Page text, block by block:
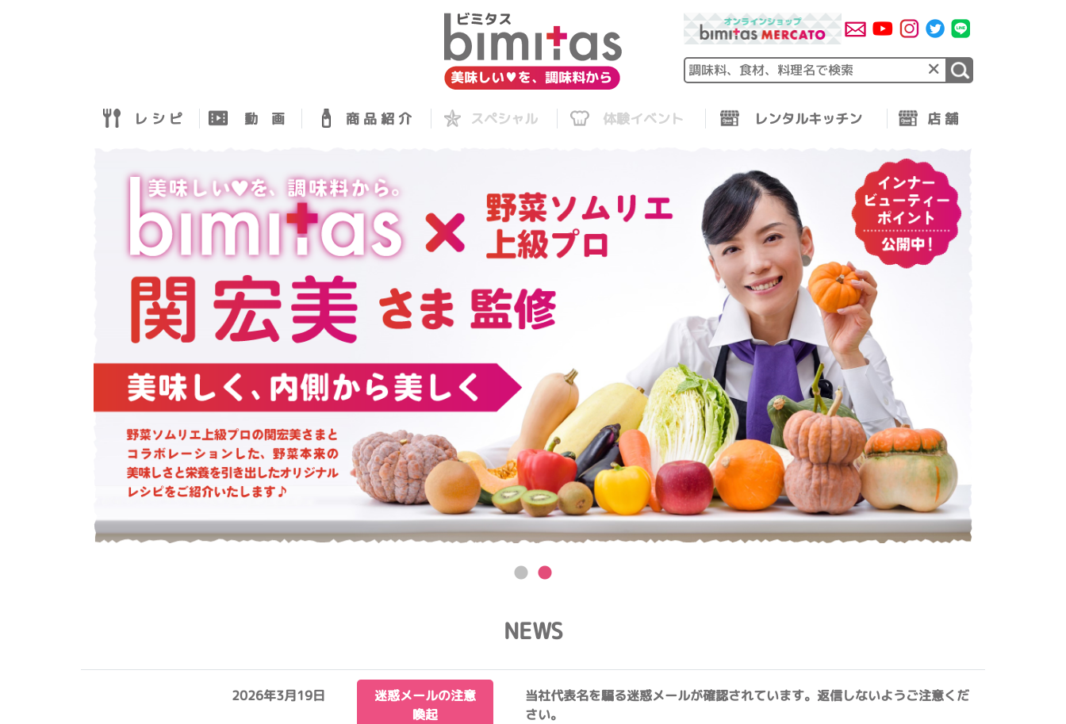
×
レ シ ピ 動 画 商 品 紹 介 スペシャル 体験イベント レンタルキッチン 店 舗
NEWS
2026年3月19日
迷惑メールの注意
喚起
当社代表名を騙る迷惑メールが確認されています。返信しないようご注意くだ
さい。